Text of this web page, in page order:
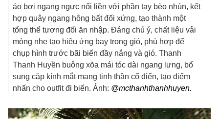
áo bơi ngang ngực nối liền với phần tay bèo nhún, kết
hợp quây ngang hông bất đối xứng, tạo thành một
tổng thể tương đối ăn nhập. Đáng chú ý, chất liệu vải
mỏng nhẹ tạo hiệu ứng bay trong gió, phù hợp để
chụp hình trước bãi biển đầy nắng và gió. Thanh
Thanh Huyền buông xõa mái tóc dài ngang lưng, bổ
sung cặp kính mắt mang tinh thần cổ điển, tạo điểm
nhấn cho outfit đi biển. Ảnh: @mcthanhthanhhuyen.